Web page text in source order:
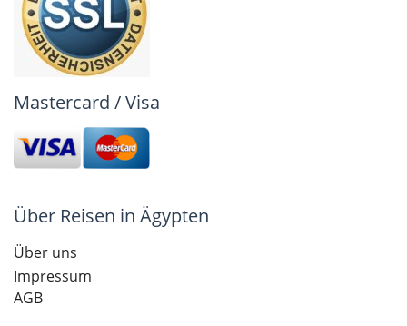
Mastercard / Visa
Über Reisen in Ägypten
Über uns
Impressum
AGB